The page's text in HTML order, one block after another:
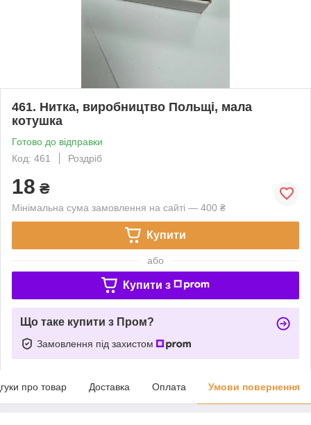
461. Нитка, виробництво Польщі, мала
котушка
Готово до відправки
Код: 461
Роздріб
18 ₴
Мінімальна сума замовлення на сайті — 400 ₴
Купити
або
Купити з
Що таке купити з Пром?
Замовлення під захистом
про товар Доставка Оплата Умови повернення